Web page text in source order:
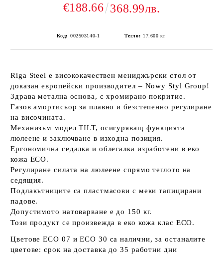
€188.66 368.99лв.
Код: 002503140-1 Тегло: 17.600 кг
Riga Steel е висококачествен мениджърски стол от
доказан европейски производител – Nowy Styl Group!
Здрава метална основа, с хромирано покритие.
Газов амортисьор за плавно и безстепенно регулиране
на височината.
Механизъм модел TILT, осигуряващ функцията
люлеене и заключване в изходна позиция.
Ергономична седалка и облегалка изработени в еко
кожа ECO.
Регулиране силата на люлеене спрямо теглото на
седящия.
Подлакътниците са пластмасови с меки тапицирани
падове.
Допустимото натоварване е до 150 кг.
Този продукт се произвежда в еко кожа клас ECO.
Цветове ECO 07 и ECO 30 са налични, за останалите
цветове: срок на доставка до 35 работни дни